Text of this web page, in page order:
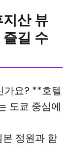
산 뷰
길 수
가요? **호텔
도쿄 중심에
정원과 함